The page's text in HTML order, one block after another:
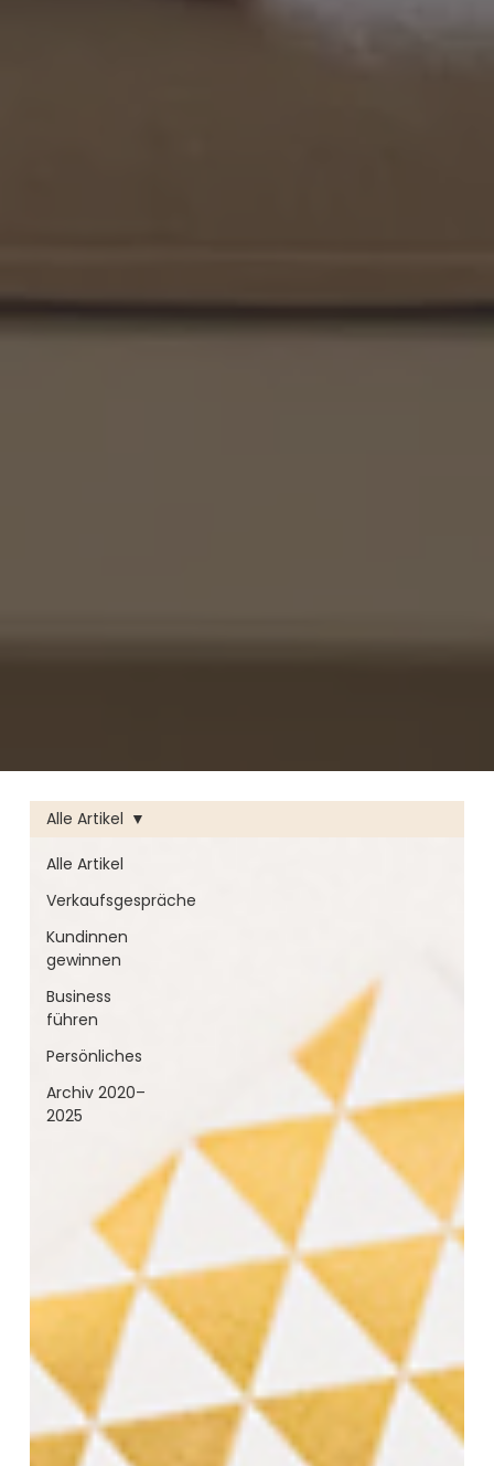
Alle Artikel
Verkaufsgespräche
Kundinnen
gewinnen
Business
führen
Persönliches
Archiv 2020–
2025
Alle Artikel